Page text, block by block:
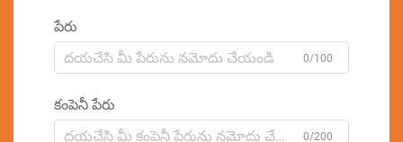
పేరు
0/100
కంపెనీ పేరు
0/200